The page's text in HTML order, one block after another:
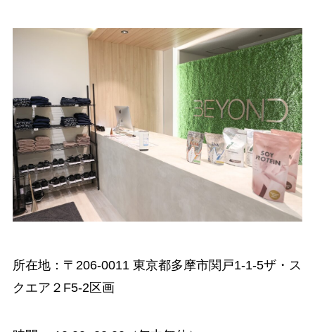
所在地：〒206-0011 東京都多摩市関戸1-1-5ザ・ス
クエア２F5-2区画